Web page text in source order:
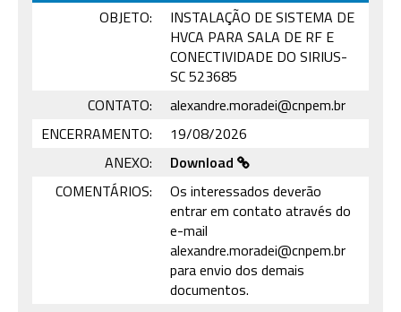
OBJETO:
INSTALAÇÃO DE SISTEMA DE
HVCA PARA SALA DE RF E
CONECTIVIDADE DO SIRIUS-
SC 523685
CONTATO:
alexandre.moradei@cnpem.br
ENCERRAMENTO:
19/08/2026
ANEXO:
Download
COMENTÁRIOS:
Os interessados deverão
entrar em contato através do
e-mail
alexandre.moradei@cnpem.br
para envio dos demais
documentos.